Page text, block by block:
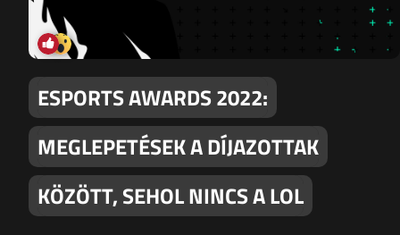
ESPORTS AWARDS 2022:
MEGLEPETÉSEK A DÍJAZOTTAK
KÖZÖTT, SEHOL NINCS A LOL